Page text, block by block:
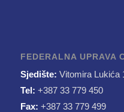
FEDERALNA UPRAVA
Sjedište: Vitomira Lukića
Tel: +387 33 779 450
Fax: +387 33 779 499